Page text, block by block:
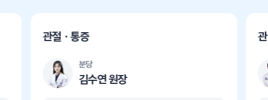
관절ㆍ통증
분당
김수연 원장